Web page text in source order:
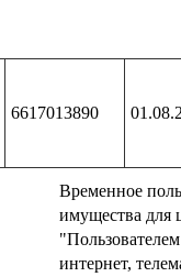
6617013890
Временное
имущества для
интернет,